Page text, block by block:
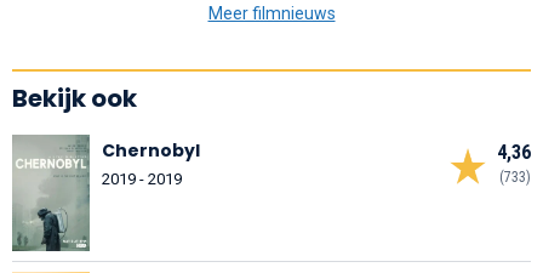
Meer filmnieuws
Bekijk ook
4,36
(733)
Chernobyl
2019 - 2019